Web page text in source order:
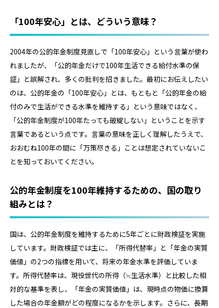
「100年安心」とは、どういう意味？
2004年の公的年金制度見直しで「100年安心」という言葉が使わ
れましたが、「公的年金だけで100年生活できる給付水準の保
証」と誤解され、多くの批判を招きました。最初にお伝えしたい
のは、公的年金の「100年安心」とは、もともと「公的年金の給
付のみで生活ができる水準を維持する」という意味ではなく、
「公的年金制度が100年たっても破綻しない」ということを示す
言葉であるという点です。言葉の意味を正しく理解したうえで、
おおむね100年の間に「万策尽きる」ことは想定されていないこ
とを知っておいてください。
公的年金制度を100年維持するための、国の取り
組みとは？
国は、公的年金制度を維持するために5年ごとに財政検証を実施
しています。財政検証では主に、「所得代替率」と「年金の実質
価値」の2つの指標を用いて、将来の年金水準を評価していま
す。所得代替率は、現役世代の所得（≒生活水準）と比較した相
対的な基準を表し、「年金の実質価値」は、現時点の物価に換算
した場合の年金額がどの程度になるかを示します。さらに、長期